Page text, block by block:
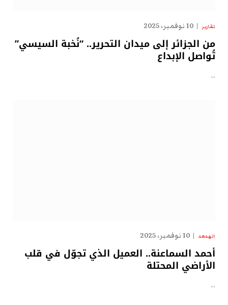
تقارير 10 نوفمبر، 2025
من الجزائر إلى ميدان التحرير.. “نُخبة السيسي”
تُواصل الإبداع
…
الهدهد 10 نوفمبر، 2025
أحمد السماعنة.. العميل الذي تجوّل في قلب
الأراضي المحتلة
…